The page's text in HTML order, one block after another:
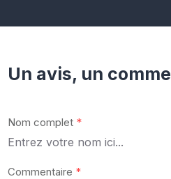
Un avis, un
Nom complet *
Commentaire *